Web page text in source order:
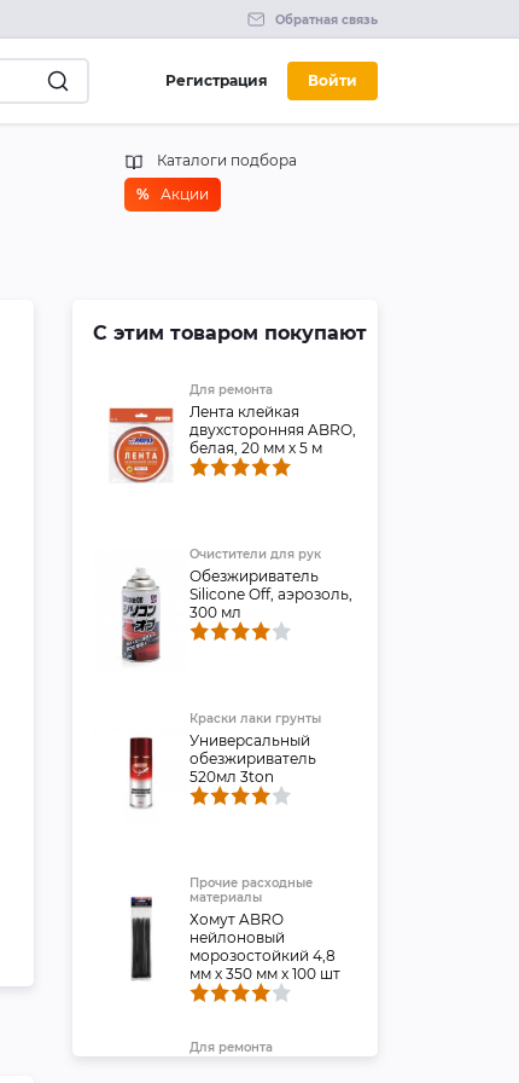
Обратная связь
Регистрация Войти
Каталоги подбора
% Акции
С этим товаром покупают
Для ремонта
Лента клейкая
двухсторонняя ABRO,
белая, 20 мм х 5 м
Очистители для рук
Обезжириватель
Silicone Off, аэрозоль,
300 мл
Краски лаки грунты
Универсальный
обезжириватель
520мл 3ton
Прочие расходные
материалы
Хомут ABRO
нейлоновый
морозостойкий 4,8
мм х 350 мм х 100 шт
Для ремонта